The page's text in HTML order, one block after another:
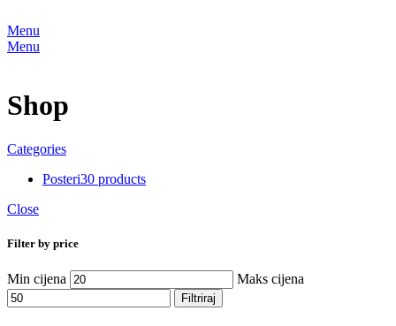
Menu
Menu
Shop
Categories
Posteri30 products
Close
Filter by price
Min cijena Maks cijena
Filtriraj